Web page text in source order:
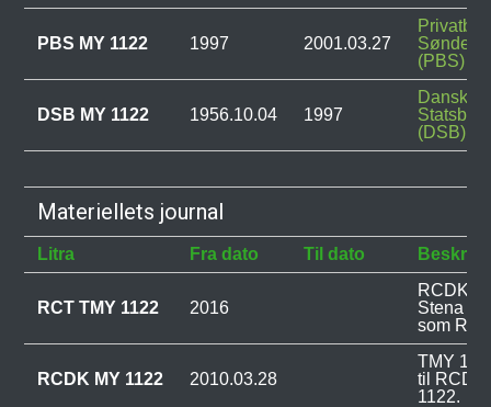
PBS MY 1122 1997 2001.03.27
(PBS)
DSB MY 1122 1956.10.04 1997
Danske
(DSB)
Materiellets journal
Litra Fra dato Til dato
RCT TMY 1122 2016
RCDK
Stena til
som
RCDK MY 1122 2010.03.28
TMY
til RCDK
1122.